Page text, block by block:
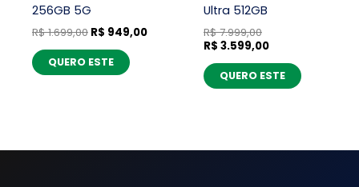
256GB 5G
R$1.699,00 R$ 949,00
QUERO ESTE
Ultra 512GB
R$7.999,00
R$ 3.599,00
QUERO ESTE